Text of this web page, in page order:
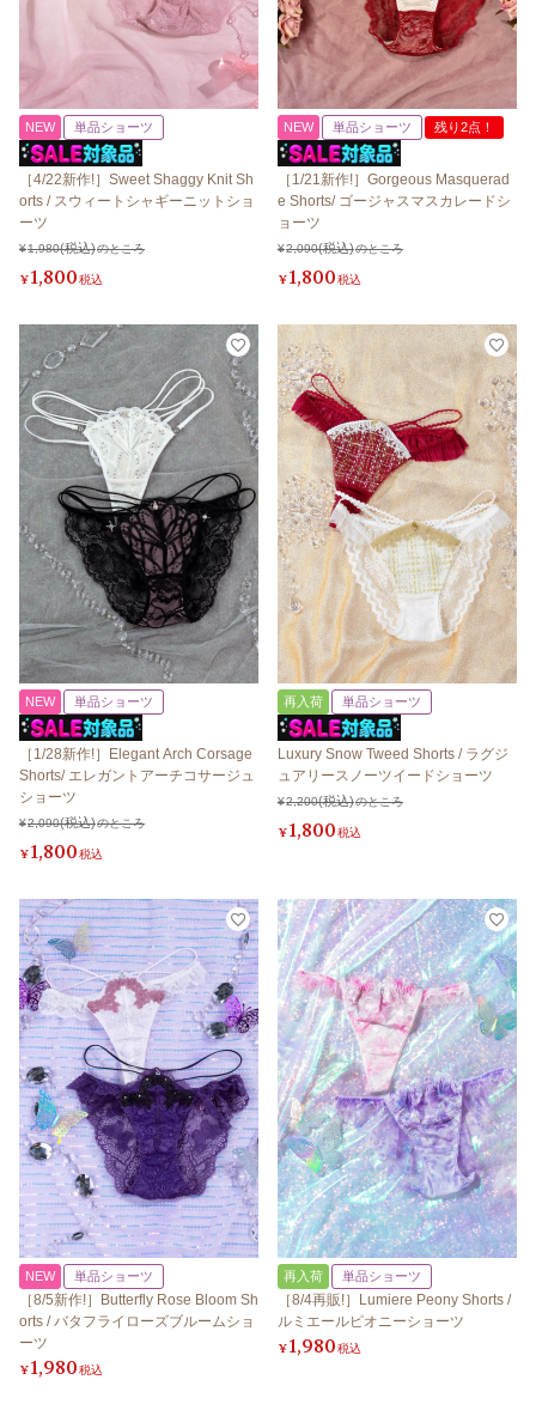
NEW 単品ショーツ
［4/22新作!］Sweet Shaggy Knit Sh
orts / スウィートシャギーニットショ
ーツ
¥1,980 のところ
¥1,800税込
NEW 単品ショーツ 残り2点！
［1/21新作!］Gorgeous Masquerad
e Shorts/ ゴージャスマスカレードシ
ョーツ
¥2,090 のところ
¥1,800税込
NEW 単品ショーツ
［1/28新作!］Elegant Arch Corsage
Shorts/ エレガントアーチコサージュ
ショーツ
¥2,090 のところ
¥1,800税込
再入荷 単品ショーツ
Luxury Snow Tweed Shorts / ラグジ
ュアリースノーツイードショーツ
¥2,200 のところ
¥1,800税込
NEW 単品ショーツ
［8/5新作!］Butterfly Rose Bloom Sh
orts / バタフライローズブルームショ
ーツ
¥1,980税込
再入荷 単品ショーツ
［8/4再販!］Lumiere Peony Shorts /
ルミエールピオニーショーツ
¥1,980税込